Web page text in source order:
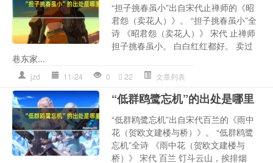
“担子挑春虽小”出自宋代止禅师的《昭
君怨（卖花人）》。 “担子挑春虽小”全
诗 《昭君怨（卖花人）》 宋代 止禅师
担子挑春虽小。 白白红红都好。 卖过
巷东家...
jzd 11-24 0 22 文章列表
“低群鸥鹭忘机”的出处是哪里
“低群鸥鹭忘机”出自宋代百兰的《雨中
花（贺欧文建楼与桥）》。 “低群鸥鹭
忘机”全诗 《雨中花（贺欧文建楼与
桥）》 宋代 百兰 饤斗云山，挨排烟